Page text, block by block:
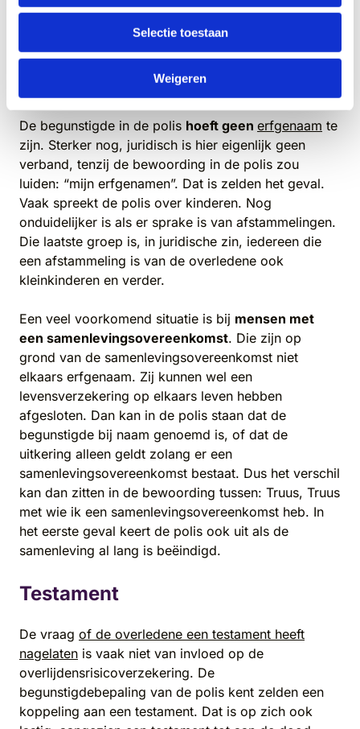
Selectie toestaan
Weigeren
aar
Begunstigde is geen erfgenaam
De begunstigde in de polis hoeft geen erfgenaam te
zijn. Sterker nog, juridisch is hier eigenlijk geen
verband, tenzij de bewoording in de polis zou
luiden: “mijn erfgenamen”. Dat is zelden het geval.
Vaak spreekt de polis over kinderen. Nog
onduidelijker is als er sprake is van afstammelingen.
Die laatste groep is, in juridische zin, iedereen die
een afstammeling is van de overledene ook
kleinkinderen en verder.
Een veel voorkomend situatie is bij mensen met
een samenlevingsovereenkomst. Die zijn op
grond van de samenlevingsovereenkomst niet
elkaars erfgenaam. Zij kunnen wel een
levensverzekering op elkaars leven hebben
afgesloten. Dan kan in de polis staan dat de
begunstigde bij naam genoemd is, of dat de
uitkering alleen geldt zolang er een
samenlevingsovereenkomst bestaat. Dus het verschil
kan dan zitten in de bewoording tussen: Truus, Truus
met wie ik een samenlevingsovereenkomst heb. In
het eerste geval keert de polis ook uit als de
samenleving al lang is beëindigd.
Testament
De vraag of de overledene een testament heeft
nagelaten is vaak niet van invloed op de
overlijdensrisicoverzekering. De
begunstigdebepaling van de polis kent zelden een
koppeling aan een testament. Dat is op zich ook